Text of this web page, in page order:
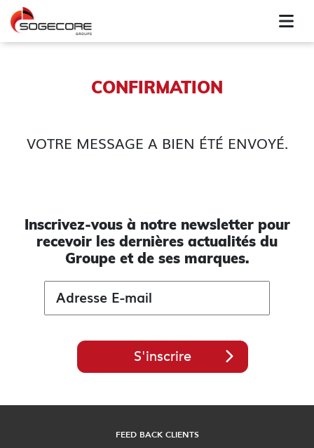
CONFIRMATION
VOTRE MESSAGE A BIEN ÉTÉ ENVOYÉ.
Inscrivez-vous à notre newsletter pour
recevoir les dernières actualités du
Groupe et de ses marques.
S'inscrire
FEED BACK CLIENTS